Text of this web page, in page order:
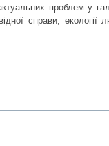
проблем у
справи, екології